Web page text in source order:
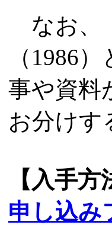
なお、
（1986
事や資料
お分けす
【入手方
申し込み